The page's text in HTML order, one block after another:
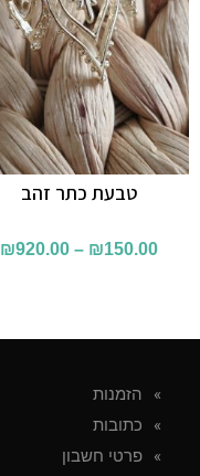
טבעת כתר זהב
₪150.00
–
₪920.00
הזמנות
כתובות
פרטי חשבון